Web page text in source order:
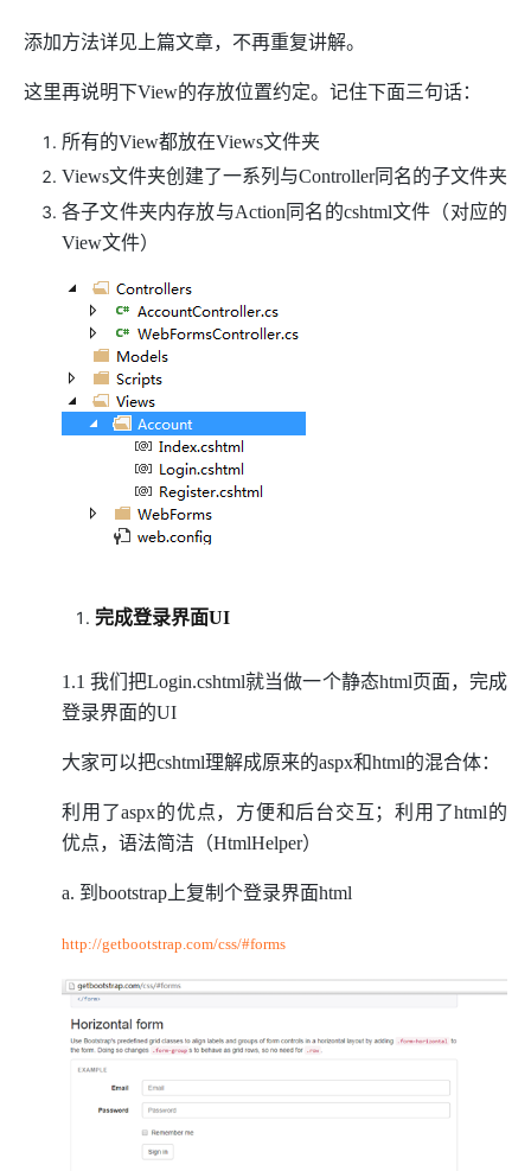
添加方法详见上篇文章，不再重复讲解。
这里再说明下View的存放位置约定。记住下面三句话：
所有的View都放在Views文件夹
Views文件夹创建了一系列与Controller同名的子文件夹
各子文件夹内存放与Action同名的cshtml文件（对应的
View文件）
完成登录界面UI
1.1 我们把Login.cshtml就当做一个静态html页面，完成
登录界面的UI
大家可以把cshtml理解成原来的aspx和html的混合体：
利用了aspx的优点，方便和后台交互；利用了html的
优点，语法简洁（HtmlHelper）
a. 到bootstrap上复制个登录界面html
http://getbootstrap.com/css/#forms